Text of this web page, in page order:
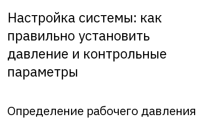
Настройка системы: как
правильно установить
давление и контрольные
параметры
Определение рабочего давления